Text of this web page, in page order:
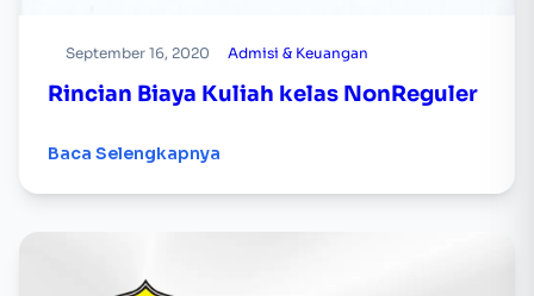
September 16, 2020 Admisi & Keuangan
Rincian Biaya Kuliah kelas NonReguler
Baca Selengkapnya